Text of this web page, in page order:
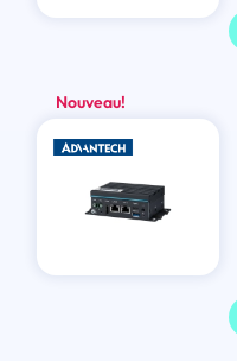
Nouveau!